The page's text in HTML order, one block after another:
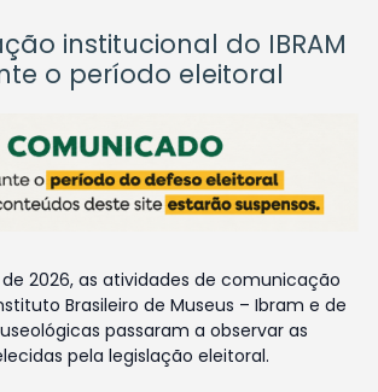
institucional do IBRAM
o período eleitoral
2026, as atividades de comunicação
Brasileiro de Museus – Ibram e de
passaram a observar as
pela legislação eleitoral.